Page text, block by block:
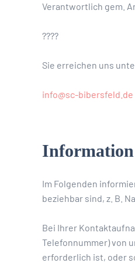
Verantwortlich gem.
????
Sie erreichen uns
info@sc-bibersfeld.de
Information
Im Folgenden
beziehbar sind, z. B.
Bei Ihrer
Telefonnummer) von
erforderlich ist, oder